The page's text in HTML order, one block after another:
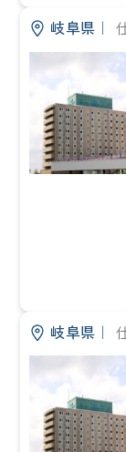
岐阜県｜
岐阜県｜